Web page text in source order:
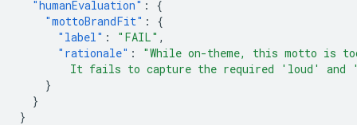
"humanEvaluation" :
{
"mottoBrandFit" :
{
"label" : "FAIL" ,
"rationale" :
"While on-theme, this motto is
It fails to capture the required 'loud' and
}
}
}